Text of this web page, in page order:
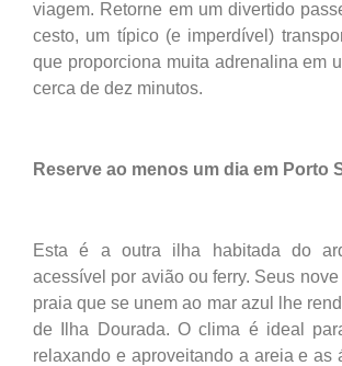
viagem. Retorne em um divertido
cesto, um típico (e imperdível)
que proporciona muita adrenalina em
cerca de dez minutos.
Reserve ao menos um dia em Porto
Esta é a outra ilha habitada do
acessível por avião ou ferry. Seus
praia que se unem ao mar azul lhe
de Ilha Dourada. O clima é ideal
relaxando e aproveitando a areia e as